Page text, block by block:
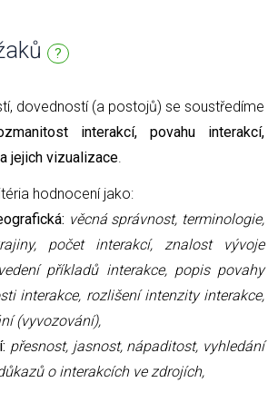
?
dovedností (a postojů) se soustředíme
interakcí, povahu interakcí,
jejich vizualizace.
hodnocení jako:
věcná správnost, terminologie,
počet interakcí, znalost vývoje
příkladů interakce, popis povahy
interakce, rozlišení intenzity interakce,
(vyvozování),
přesnost, jasnost, nápaditost, vyhledání
o interakcích ve zdrojích,